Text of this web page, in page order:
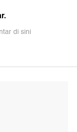
di sini